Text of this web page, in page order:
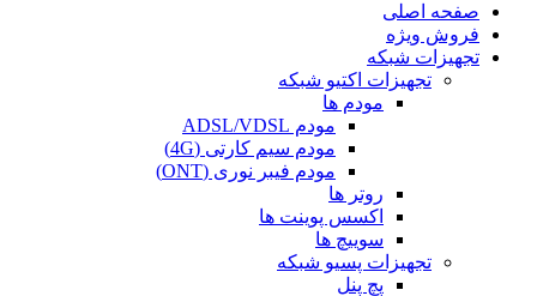
صفحه اصلی
فروش ویژه
تجهیزات شبکه
تجهیزات اکتیو شبکه
مودم ها
مودم ADSL/VDSL
مودم سیم کارتی (4G)
مودم فیبر نوری (ONT)
روتر ها
اکسس پوینت ها
سوییچ ها
تجهیزات پسیو شبکه
پچ پنل